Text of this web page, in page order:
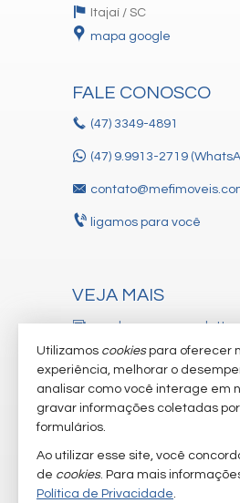
Itajaí / SC
mapa google
FALE CONOSCO
(47) 3349-4891
(47) 9.9913-2719
ligamos para você
VEJA MAIS
receba nosso newsletter
cadastre seu imóvel
trabalhe conosco
imóveis favoritos
mapa de imóveis
Utilizamos cookiespara oferecer
experiência, melhorar o
analisar como você interage em
gravar informações coletadas
formulários.
Ao utilizar esse site, você
de cookies. Para mais
Política de Privacidade.